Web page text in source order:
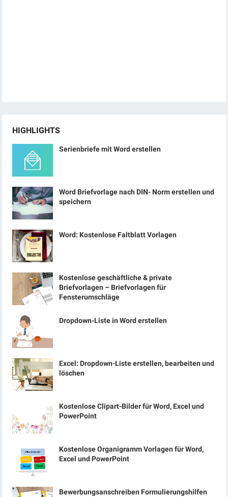
HIGHLIGHTS
Serienbriefe mit Word erstellen
Word Briefvorlage nach DIN- Norm erstellen und
speichern
Word: Kostenlose Faltblatt Vorlagen
Kostenlose geschäftliche & private
Briefvorlagen – Briefvorlagen für
Fensterumschläge
Dropdown-Liste in Word erstellen
Excel: Dropdown-Liste erstellen, bearbeiten und
löschen
Kostenlose Clipart-Bilder für Word, Excel und
PowerPoint
Kostenlose Organigramm Vorlagen für Word,
Excel und PowerPoint
Bewerbungsanschreiben Formulierungshilfen